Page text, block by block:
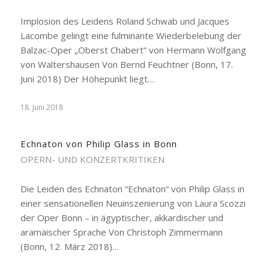
Implosion des Leidens Roland Schwab und Jacques
Lacombe gelingt eine fulminante Wiederbelebung der
Balzac-Oper „Oberst Chabert“ von Hermann Wolfgang
von Waltershausen Von Bernd Feuchtner (Bonn, 17.
Juni 2018) Der Höhepunkt liegt…
18. Juni 2018
Echnaton von Philip Glass in Bonn
OPERN- UND KONZERTKRITIKEN
Die Leiden des Echnaton “Echnaton“ von Philip Glass in
einer sensationellen Neuinszenierung von Laura Scozzi
der Oper Bonn – in ägyptischer, akkardischer und
aramäischer Sprache Von Christoph Zimmermann
(Bonn, 12. März 2018)…